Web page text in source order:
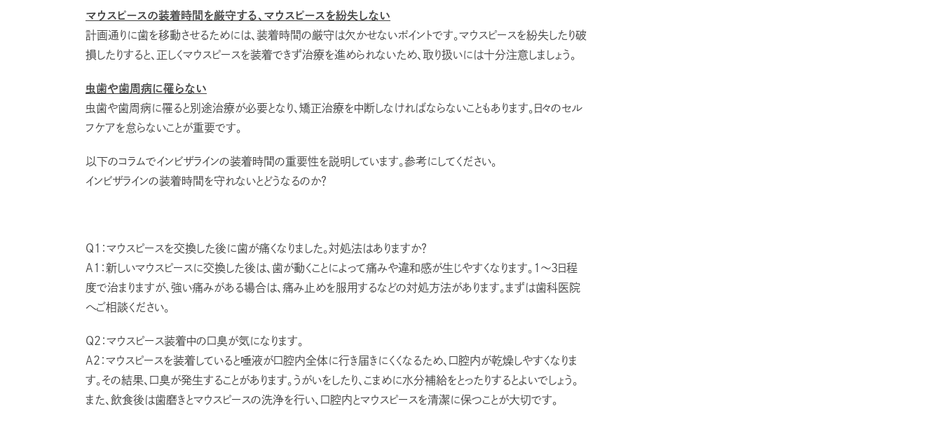
マウスピースの装着時間を厳守する、マウスピースを紛失しない
計画通りに歯を移動させるためには、装着時間の厳守は欠かせないポイントです。マウスピースを紛失したり破
損したりすると、正しくマウスピースを装着できず治療を進められないため、取り扱いには十分注意しましょう。
虫歯や歯周病に罹らない
虫歯や歯周病に罹ると別途治療が必要となり、矯正治療を中断しなければならないこともあります。日々のセル
フケアを怠らないことが重要です。
以下のコラムでインビザラインの装着時間の重要性を説明しています。参考にしてください。
インビザラインの装着時間を守れないとどうなるのか？
Q1：マウスピースを交換した後に歯が痛くなりました。対処法はありますか？
A1：新しいマウスピースに交換した後は、歯が動くことによって痛みや違和感が生じやすくなります。1〜3日程
度で治まりますが、強い痛みがある場合は、痛み止めを服用するなどの対処方法があります。まずは歯科医院
へご相談ください。
Q2：マウスピース装着中の口臭が気になります。
A2：マウスピースを装着していると唾液が口腔内全体に行き届きにくくなるため、口腔内が乾燥しやすくなりま
す。その結果、口臭が発生することがあります。うがいをしたり、こまめに水分補給をとったりするとよいでしょう。
また、飲食後は歯磨きとマウスピースの洗浄を行い、口腔内とマウスピースを清潔に保つことが大切です。